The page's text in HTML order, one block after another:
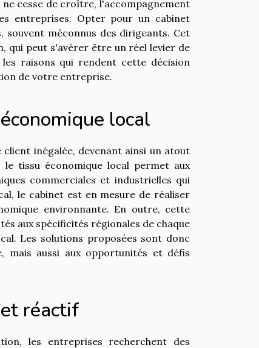
cesse de croître, l'accompagnement
entreprises. Opter pour un cabinet
méconnus des dirigeants. Cet
qui peut s'avérer être un réel levier de
raisons qui rendent cette décision
de votre entreprise.
local
inégalée, devenant ainsi un atout
tissu économique local permet aux
commerciales et industrielles qui
le cabinet est en mesure de réaliser
environnante. En outre, cette
aux spécificités régionales de chaque
Les solutions proposées sont donc
mais aussi aux opportunités et défis
réactif
les entreprises recherchent des